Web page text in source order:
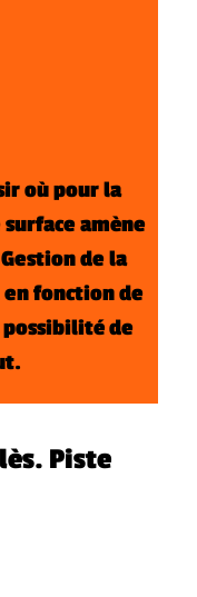
où pour la
amène
Gestion de la
fonction de
possibilité de
Piste